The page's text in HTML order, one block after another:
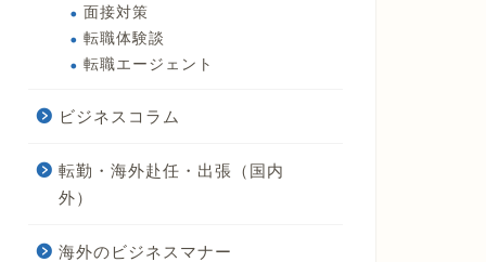
面接対策
転職体験談
転職エージェント
ビジネスコラム
転勤・海外赴任・出張（国内
外）
海外のビジネスマナー